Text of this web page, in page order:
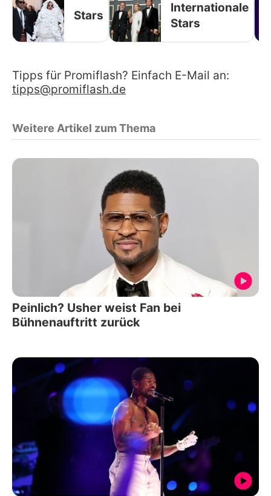
Stars
Internationale
Stars
Tipps für Promiflash? Einfach E-Mail an:
tipps@promiflash.de
Weitere Artikel zum Thema
Peinlich? Usher weist Fan bei
Bühnenauftritt zurück